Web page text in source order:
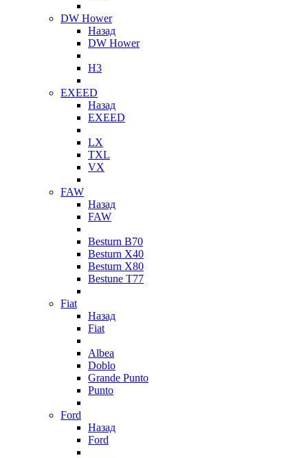
DW Hower
Назад
DW Hower
H3
EXEED
Назад
EXEED
LX
TXL
VX
FAW
Назад
FAW
Besturn B70
Besturn X40
Besturn X80
Bestune T77
Fiat
Назад
Fiat
Albea
Doblo
Grande Punto
Punto
Ford
Назад
Ford